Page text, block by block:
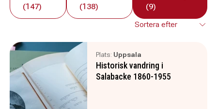
(147)
(138)
(9)
Plats: Uppsala
Historisk vandring i
Salabacke 1860-1955